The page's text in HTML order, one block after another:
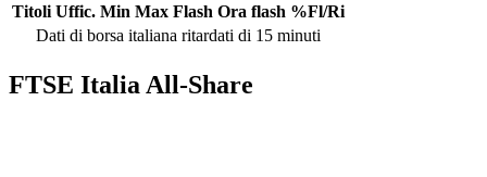
Titoli Uffic. Min Max Flash Ora flash %Fl/Ri
Dati di borsa italiana ritardati di 15 minuti
FTSE Italia All-Share